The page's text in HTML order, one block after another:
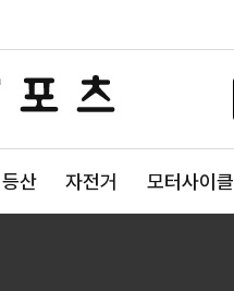
등산 자전거 모터사이클